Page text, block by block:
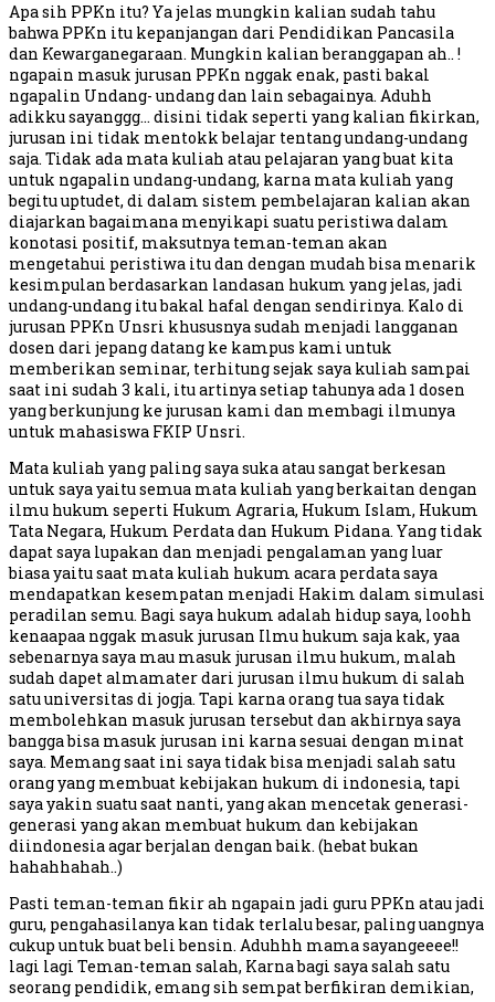
Apa sih PPKn itu? Ya jelas mungkin kalian sudah tahu
bahwa PPKn itu kepanjangan dari Pendidikan Pancasila
dan Kewarganegaraan. Mungkin kalian beranggapan ah.. !
ngapain masuk jurusan PPKn nggak enak, pasti bakal
ngapalin Undang- undang dan lain sebagainya. Aduhh
adikku sayanggg… disini tidak seperti yang kalian fikirkan,
jurusan ini tidak mentokk belajar tentang undang-undang
saja. Tidak ada mata kuliah atau pelajaran yang buat kita
untuk ngapalin undang-undang, karna mata kuliah yang
begitu uptudet, di dalam sistem pembelajaran kalian akan
diajarkan bagaimana menyikapi suatu peristiwa dalam
konotasi positif, maksutnya teman-teman akan
mengetahui peristiwa itu dan dengan mudah bisa menarik
kesimpulan berdasarkan landasan hukum yang jelas, jadi
undang-undang itu bakal hafal dengan sendirinya. Kalo di
jurusan PPKn Unsri khususnya sudah menjadi langganan
dosen dari jepang datang ke kampus kami untuk
memberikan seminar, terhitung sejak saya kuliah sampai
saat ini sudah 3 kali, itu artinya setiap tahunya ada 1 dosen
yang berkunjung ke jurusan kami dan membagi ilmunya
untuk mahasiswa FKIP Unsri.
Mata kuliah yang paling saya suka atau sangat berkesan
untuk saya yaitu semua mata kuliah yang berkaitan dengan
ilmu hukum seperti Hukum Agraria, Hukum Islam, Hukum
Tata Negara, Hukum Perdata dan Hukum Pidana. Yang tidak
dapat saya lupakan dan menjadi pengalaman yang luar
biasa yaitu saat mata kuliah hukum acara perdata saya
mendapatkan kesempatan menjadi Hakim dalam simulasi
peradilan semu. Bagi saya hukum adalah hidup saya, loohh
kenaapaa nggak masuk jurusan Ilmu hukum saja kak, yaa
sebenarnya saya mau masuk jurusan ilmu hukum, malah
sudah dapet almamater dari jurusan ilmu hukum di salah
satu universitas di jogja. Tapi karna orang tua saya tidak
membolehkan masuk jurusan tersebut dan akhirnya saya
bangga bisa masuk jurusan ini karna sesuai dengan minat
saya. Memang saat ini saya tidak bisa menjadi salah satu
orang yang membuat kebijakan hukum di indonesia, tapi
saya yakin suatu saat nanti, yang akan mencetak generasi-
generasi yang akan membuat hukum dan kebijakan
diindonesia agar berjalan dengan baik. (hebat bukan
hahahhahah..)
Pasti teman-teman fikir ah ngapain jadi guru PPKn atau jadi
guru, pengahasilanya kan tidak terlalu besar, paling uangnya
cukup untuk buat beli bensin. Aduhhh mama sayangeeee!!
lagi lagi Teman-teman salah, Karna bagi saya salah satu
seorang pendidik, emang sih sempat berfikiran demikian,